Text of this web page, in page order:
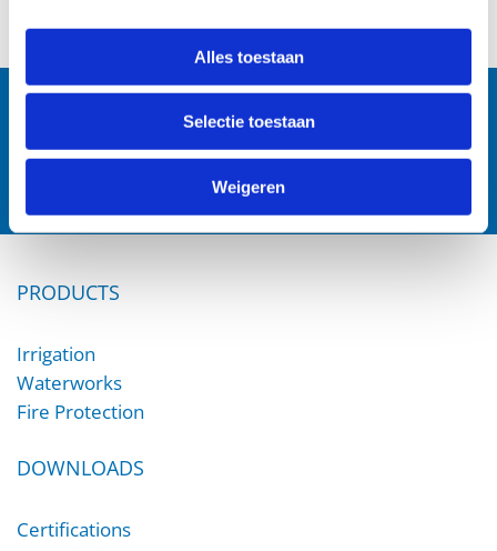
Alles toestaan
Selectie toestaan
Weigeren
Follow us:
PRODUCTS
Irrigation
Waterworks
Fire Protection
DOWNLOADS
Certifications